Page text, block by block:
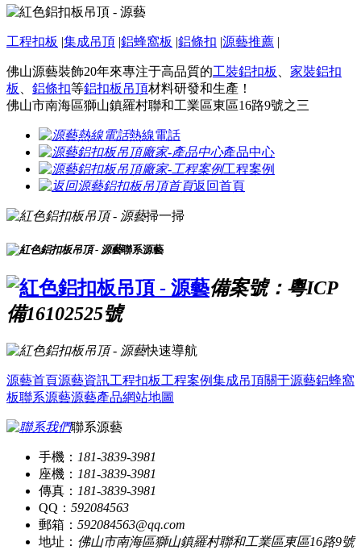
工程扣板 |集成吊頂 |鋁蜂窩板 |鋁條扣 |源藝推薦 |
佛山源藝裝飾20年來專注于高品質的工裝鋁扣板
家裝鋁扣
板
鋁條扣等鋁扣板吊頂材料研發和生產！
佛山市南海區獅山鎮羅村聯和工業區東區16路9號之三
熱線電話
產品中心
工程案例
返回首頁
掃一掃
聯系源藝
備案號：粵ICP
備16102525號
快速導航
源藝首頁源藝資訊工程扣板工程案例集成吊頂關于源藝鋁蜂窩
板聯系源藝源藝產品網站地圖
聯系源藝
手機： 181-3839-3981
座機： 181-3839-3981
傳真： 181-3839-3981
QQ： 592084563
郵箱： 592084563@qq.com
地址： 佛山市南海區獅山鎮羅村聯和工業區東區16路9號